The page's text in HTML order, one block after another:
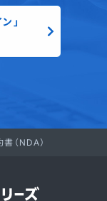
」
（NDA）